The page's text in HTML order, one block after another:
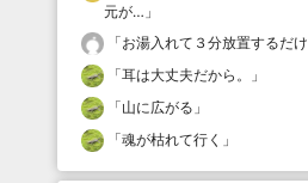
元が… 」
「お湯入れて３分放置するだけ
「耳は大丈夫だから。
」
「山に広がる 」
「魂が枯れて行く 」